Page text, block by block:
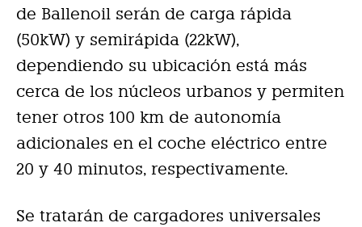
de Ballenoil serán de carga rápida
(50kW) y semirápida (22kW),
dependiendo su ubicación está más
cerca de los núcleos urbanos y permiten
tener otros 100 km de autonomía
adicionales en el coche eléctrico entre
20 y 40 minutos, respectivamente.
Se tratarán de cargadores universales